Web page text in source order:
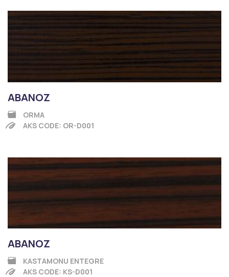
ABANOZ
ORMA
AKS CODE: OR-D001
ABANOZ
KASTAMONU ENTEGRE
AKS CODE: KS-D001